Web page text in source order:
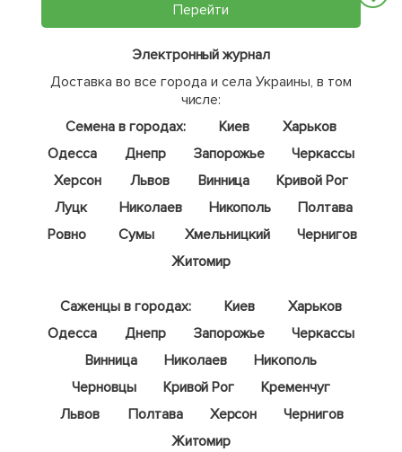
Перейти
Электронный журнал
Доставка во все города и села Украины, в том
числе:
Семена в городах:
Киев
Харьков
Одесса
Днепр Запорожье
Черкассы
Херсон
Львов Винница
Кривой Рог
Луцк
Николаев Никополь
Полтава
Ровно
Сумы Хмельницкий
Чернигов
Житомир
Саженцы в городах: Киев
Харьков
Одесса
Днепр Запорожье
Черкассы
Винница
Николаев
Никополь
Черновцы
Кривой Рог
Кременчуг
Львов
Полтава Херсон
Чернигов
Житомир